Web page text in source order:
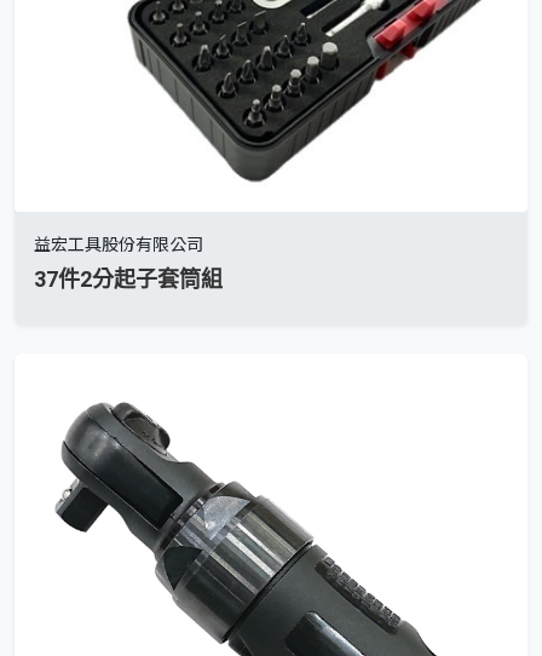
益宏工具股份有限公司
37件2分起子套筒組